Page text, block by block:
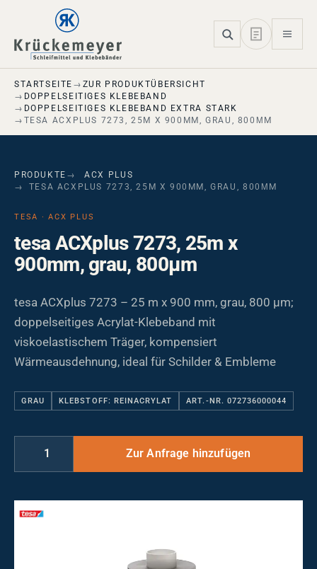
Skip to main navigation
Skip to main content
Skip to page footer
STARTSEITE
ZUR PRODUKTÜBERSICHT
DOPPELSEITIGES KLEBEBAND
DOPPELSEITIGES KLEBEBAND EXTRA STARK
TESA ACXPLUS 7273, 25M X 900MM, GRAU, 800ΜM
PRODUKTE
ACX PLUS
TESA ACXPLUS 7273, 25M X 900MM, GRAU, 800ΜM
TESA · ACX PLUS
tesa ACXplus 7273, 25m x
900mm, grau, 800µm
tesa ACXplus 7273 – 25 m x 900 mm, grau, 800 µm;
doppelseitiges Acrylat-Klebeband mit
viskoelastischem Träger, kompensiert
Wärmeausdehnung, ideal für Schilder & Embleme
GRAU KLEBSTOFF: REINACRYLAT ART.-NR. 072736000044